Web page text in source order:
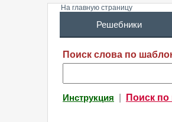
На главную страницу
Решебники
Поиск слова по
Инструкция Поиск